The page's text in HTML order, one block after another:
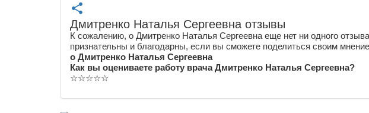
share
Дмитренко Наталья Сергеевна отзывы
К сожалению, о Дмитренко Наталья Сергеевна еще нет ни одного
признательны и благодарны, если вы сможете поделиться своим
о Дмитренко Наталья Сергеевна
Как вы оцениваете работу врача Дмитренко Наталья Сергеевна?
☆☆☆☆☆